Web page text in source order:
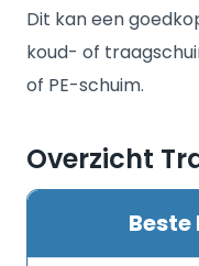
Dit kan een
koud- of
of PE-schuim.
Overzicht